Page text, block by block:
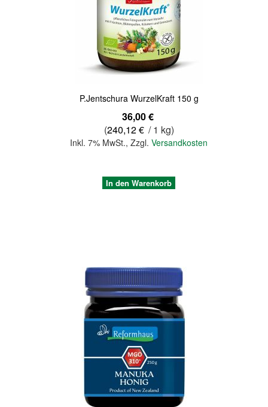
P.Jentschura WurzelKraft 150 g
36,00 €
(240,12 € / 1 kg)
Inkl. 7% MwSt.,Zzgl.Versandkosten
In den Warenkorb